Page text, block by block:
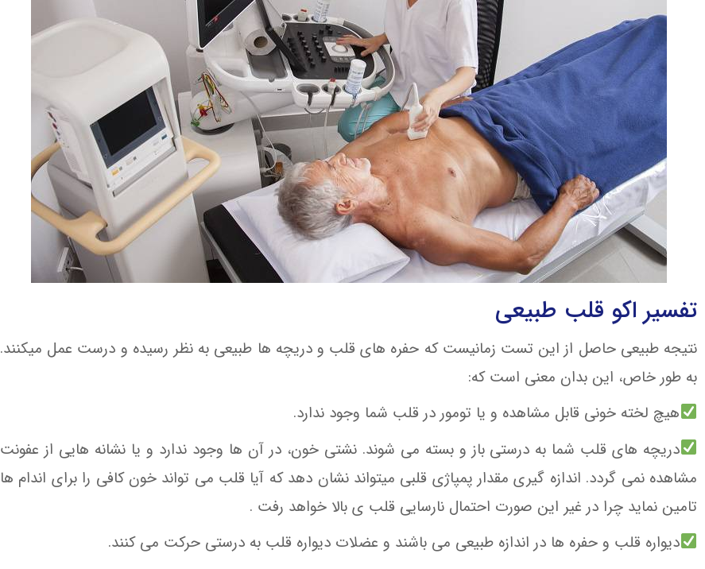
تفسیر اکو قلب طبیعی
نتیجه طبیعی حاصل از این تست زمانیست که حفره های قلب و دریچه ها طبیعی به نظر رسیده و درست عمل میکنند.
به طور خاص، این بدان معنی است که:
هیچ لخته خونی قابل مشاهده و یا تومور در قلب شما وجود ندارد.
دریچه های قلب شما به درستی باز و بسته می شوند. نشتی خون، در آن ها وجود ندارد و یا نشانه هایی از عفونت
مشاهده نمی گردد. اندازه گیری مقدار پمپاژی قلبی میتواند نشان دهد که آیا قلب می تواند خون کافی را برای اندام ها
تامین نماید چرا در غیر این صورت احتمال نارسایی قلب ی بالا خواهد رفت .
دیواره قلب و حفره ها در اندازه طبیعی می باشند و عضلات دیواره قلب به درستی حرکت می کنند.